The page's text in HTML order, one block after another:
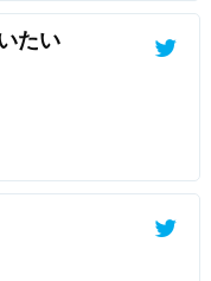
たい